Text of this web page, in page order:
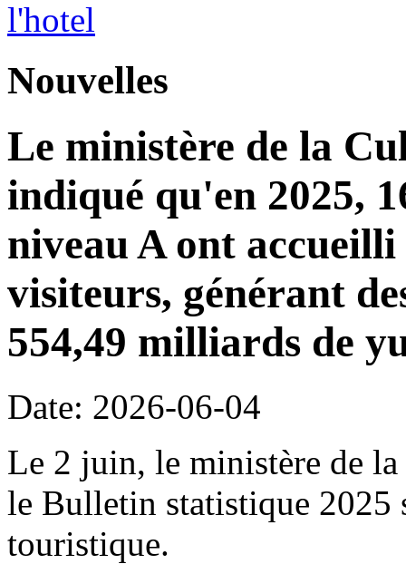
Nouvelles
Le ministère de la
indiqué qu'en 2025,
niveau A ont
visiteurs, générant
554,49 milliards de
Date: 2026-06-04
Le 2 juin, le ministère de
le Bulletin statistique 2025
touristique.